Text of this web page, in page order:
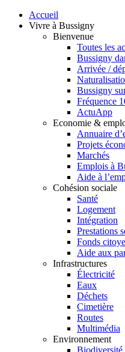
Accueil
Vivre à Bussigny
Bienvenue
Toutes les
Bussigny
Arrivée /
Bussigny
Fréquence
ActuApp
Economie &
Annuaire
Projets
Marchés
Emplois à
Aide à
Cohésion sociale
Santé
Logement
Intégration
Prestations
Fonds
Aide aux
Infrastructures
Électricité
Eaux
Déchets
Cimetière
Routes
Multimédia
Environnement
Biodiversité